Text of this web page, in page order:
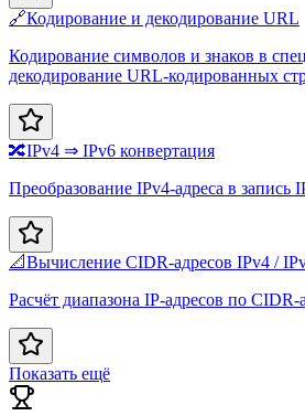
🔗Кодирование и декодирование URL
Кодирование символов и знаков в
декодирование URL-кодированных
🔀IPv4 ⇒ IPv6 конвертация
Преобразование IPv4-адреса в запись
📐Вычисление CIDR-адресов IPv4 /
Расчёт диапазона IP-адресов по
Показать ещё